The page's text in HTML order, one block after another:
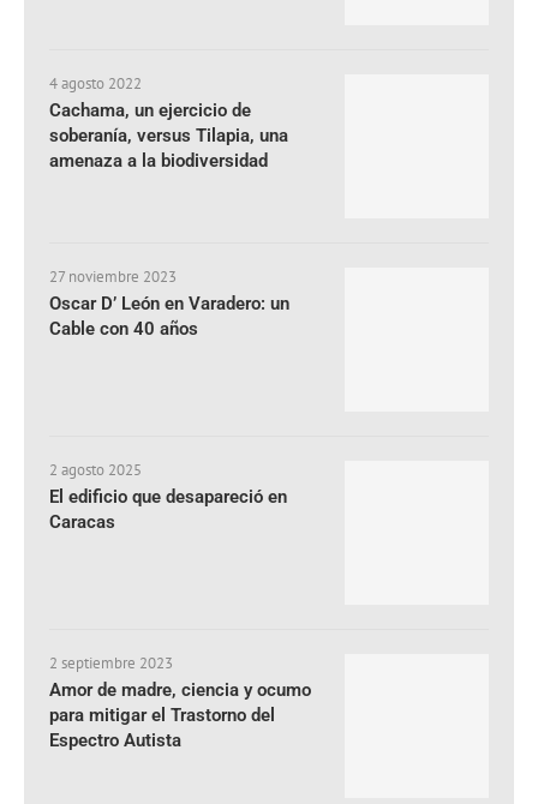
4 agosto 2022
Cachama, un ejercicio de
soberanía, versus Tilapia, una
amenaza a la biodiversidad
27 noviembre 2023
Oscar D’ León en Varadero: un
Cable con 40 años
2 agosto 2025
El edificio que desapareció en
Caracas
2 septiembre 2023
Amor de madre, ciencia y ocumo
para mitigar el Trastorno del
Espectro Autista